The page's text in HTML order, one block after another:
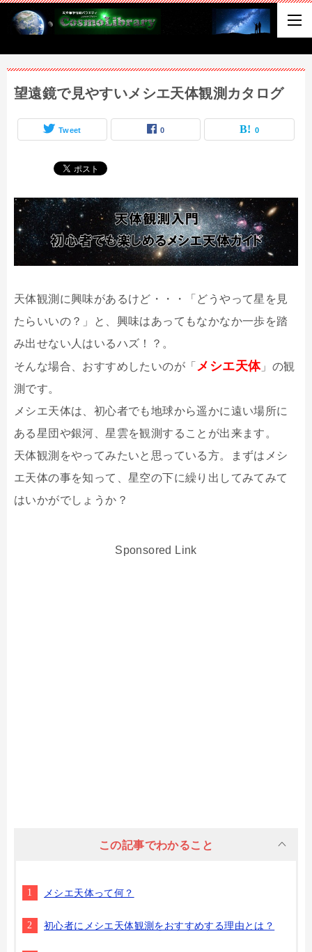
望遠鏡で見やすいメシエ天体観測カタログ
Tweet 0 0
天体観測に興味があるけど・・・「どうやって星を見
たらいいの？」と、興味はあってもなかなか一歩を踏
み出せない人はいるハズ！？。
そんな場合、おすすめしたいのが「 メシエ天体」の観
測です。
メシエ天体は、初心者でも地球から遥かに遠い場所に
ある星団や銀河、星雲を観測することが出来ます。
天体観測をやってみたいと思っている方。まずはメシ
エ天体の事を知って、星空の下に繰り出してみてみて
はいかがでしょうか？
Sponsored Link
この記事でわかること
メシエ天体って何？
初心者にメシエ天体観測をおすすめする理由とは？